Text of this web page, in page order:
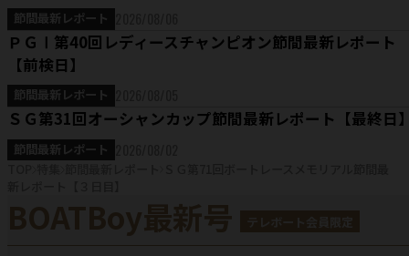
節間最新レポート
ＰＧⅠ第40回レディースチャンピオン節間最新レポート
【前検日】
節間最新レポート
ＳＧ第31回オーシャンカップ節間最新レポート【最終日
節間最新レポート
BOATBoy最新号